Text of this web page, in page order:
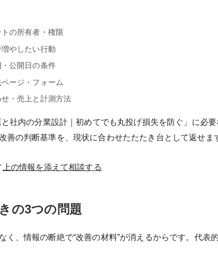
の所有者・権限
やしたい行動
公開日の条件
ージ・フォーム
・売上と計測方法
社内の分業設計｜初めてでも丸投げ損失を防ぐ」に必
の判断基準を、現状に合わせたたたき台として返せま
上の情報を添えて相談する
の3つの問題
、情報の断絶で“改善の材料”が消えるからです。代表